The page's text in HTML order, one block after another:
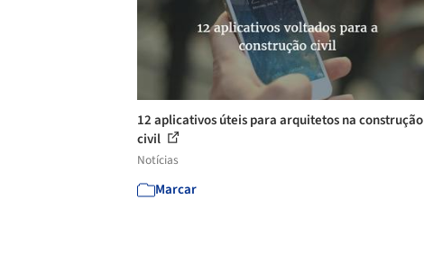
12 aplicativos úteis para arquitetos na construção
civil
Notícias
Marcar